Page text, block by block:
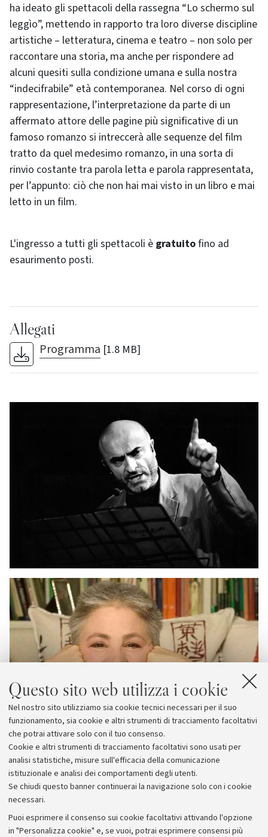
Questo sito web utilizza i cookie
Nel nostro sito utilizziamo sia cookie tecnici necessari per il suo
funzionamento, sia cookie e altri strumenti di tracciamento facoltativi
che potrai attivare solo con il tuo consenso.
Cookie e altri strumenti di tracciamento facoltativi sono usati per
analisi statistiche, misure sull'efficacia della comunicazione
istituzionale e analisi dei comportamenti degli utenti.
Se chiudi questo banner continuerai la navigazione solo con i cookie
necessari.
Puoi esprimere il consenso sui cookie facoltativi attivando l'opzione
in "Personalizza cookie" e, se vuoi, potrai esprimere consensi più
ha ideato gli spettacoli della rassegna “Lo schermo sul
leggìo”, mettendo in rapporto tra loro diverse discipline
artistiche – letteratura, cinema e teatro – non solo per
raccontare una storia, ma anche per rispondere ad
alcuni quesiti sulla condizione umana e sulla nostra
“indecifrabile” età contemporanea. Nel corso di ogni
rappresentazione, l’interpretazione da parte di un
affermato attore delle pagine più significative di un
famoso romanzo si intreccerà alle sequenze del film
tratto da quel medesimo romanzo, in una sorta di
rinvio costante tra parola letta e parola rappresentata,
per l’appunto: ciò che non hai mai visto in un libro e mai
letto in un film.
L'ingresso a tutti gli spettacoli è gratuitofino ad
esaurimento posti.
Allegati
Programma [1.8 MB]
Archivio